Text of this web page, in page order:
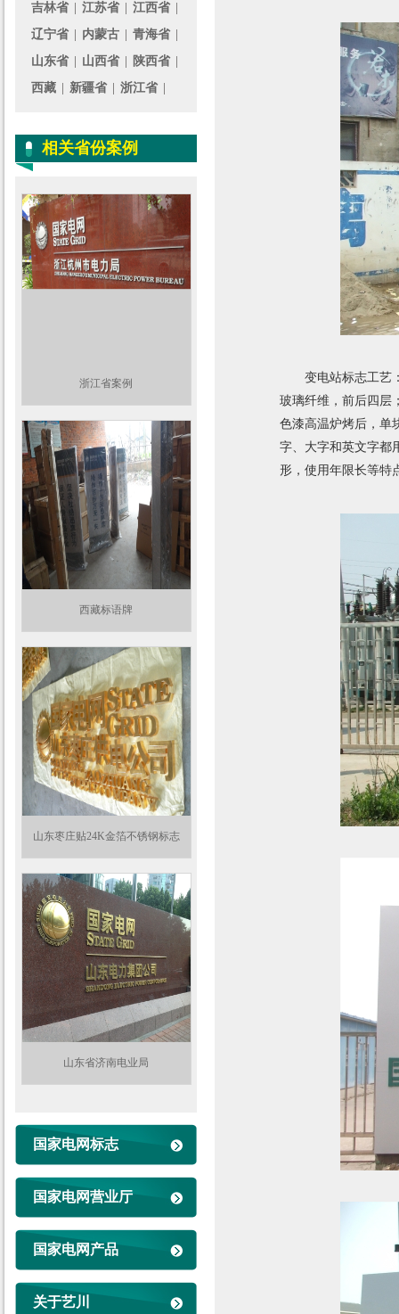
吉林省
江苏省 江西省
辽宁省
内蒙古 青海省
山东省
山西省 陕西省
西藏
新疆省 浙江省
相关省份案例
浙江省案例
西藏标语牌
山东枣庄贴24K金箔不锈钢标志
山东省济南电业局
国家电网标志
国家电网营业厅
国家电网产品
关于艺川
变电站标志工艺
玻璃纤维，前后四层
色漆高温炉烤后，单
字、大字和英文字都
形，使用年限长等特